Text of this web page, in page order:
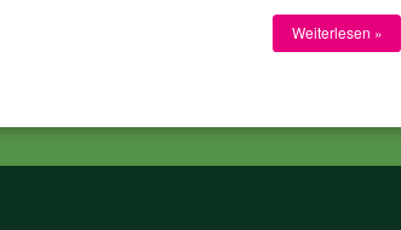
Weiterlesen »